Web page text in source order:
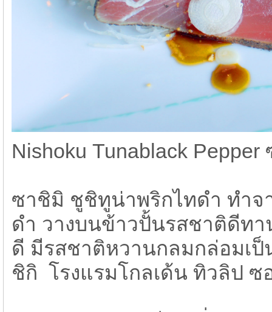
Nishoku Tunablack
ซาชิมิ ชูชิทูน่าพริกไทดำ ทำ
ดำ วางบนข้าวปั้นรสชาติดีท
ดี มีรสชาติหวานกลมกล่อมเป็
ชิกิ โรงแรมโกลเด้น ทิวลิป ซ